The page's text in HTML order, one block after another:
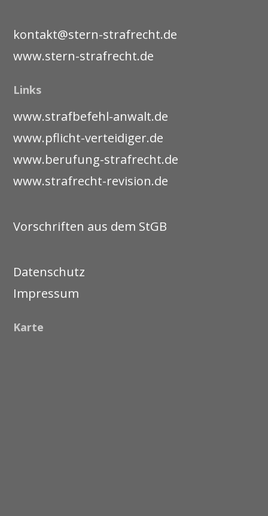
kontakt@stern-strafrecht.de
www.stern-strafrecht.de
Links
www.strafbefehl-anwalt.de
www.pflicht-verteidiger.de
www.berufung-strafrecht.de
www.strafrecht-revision.de
Vorschriften aus dem StGB
Datenschutz
Impressum
Karte